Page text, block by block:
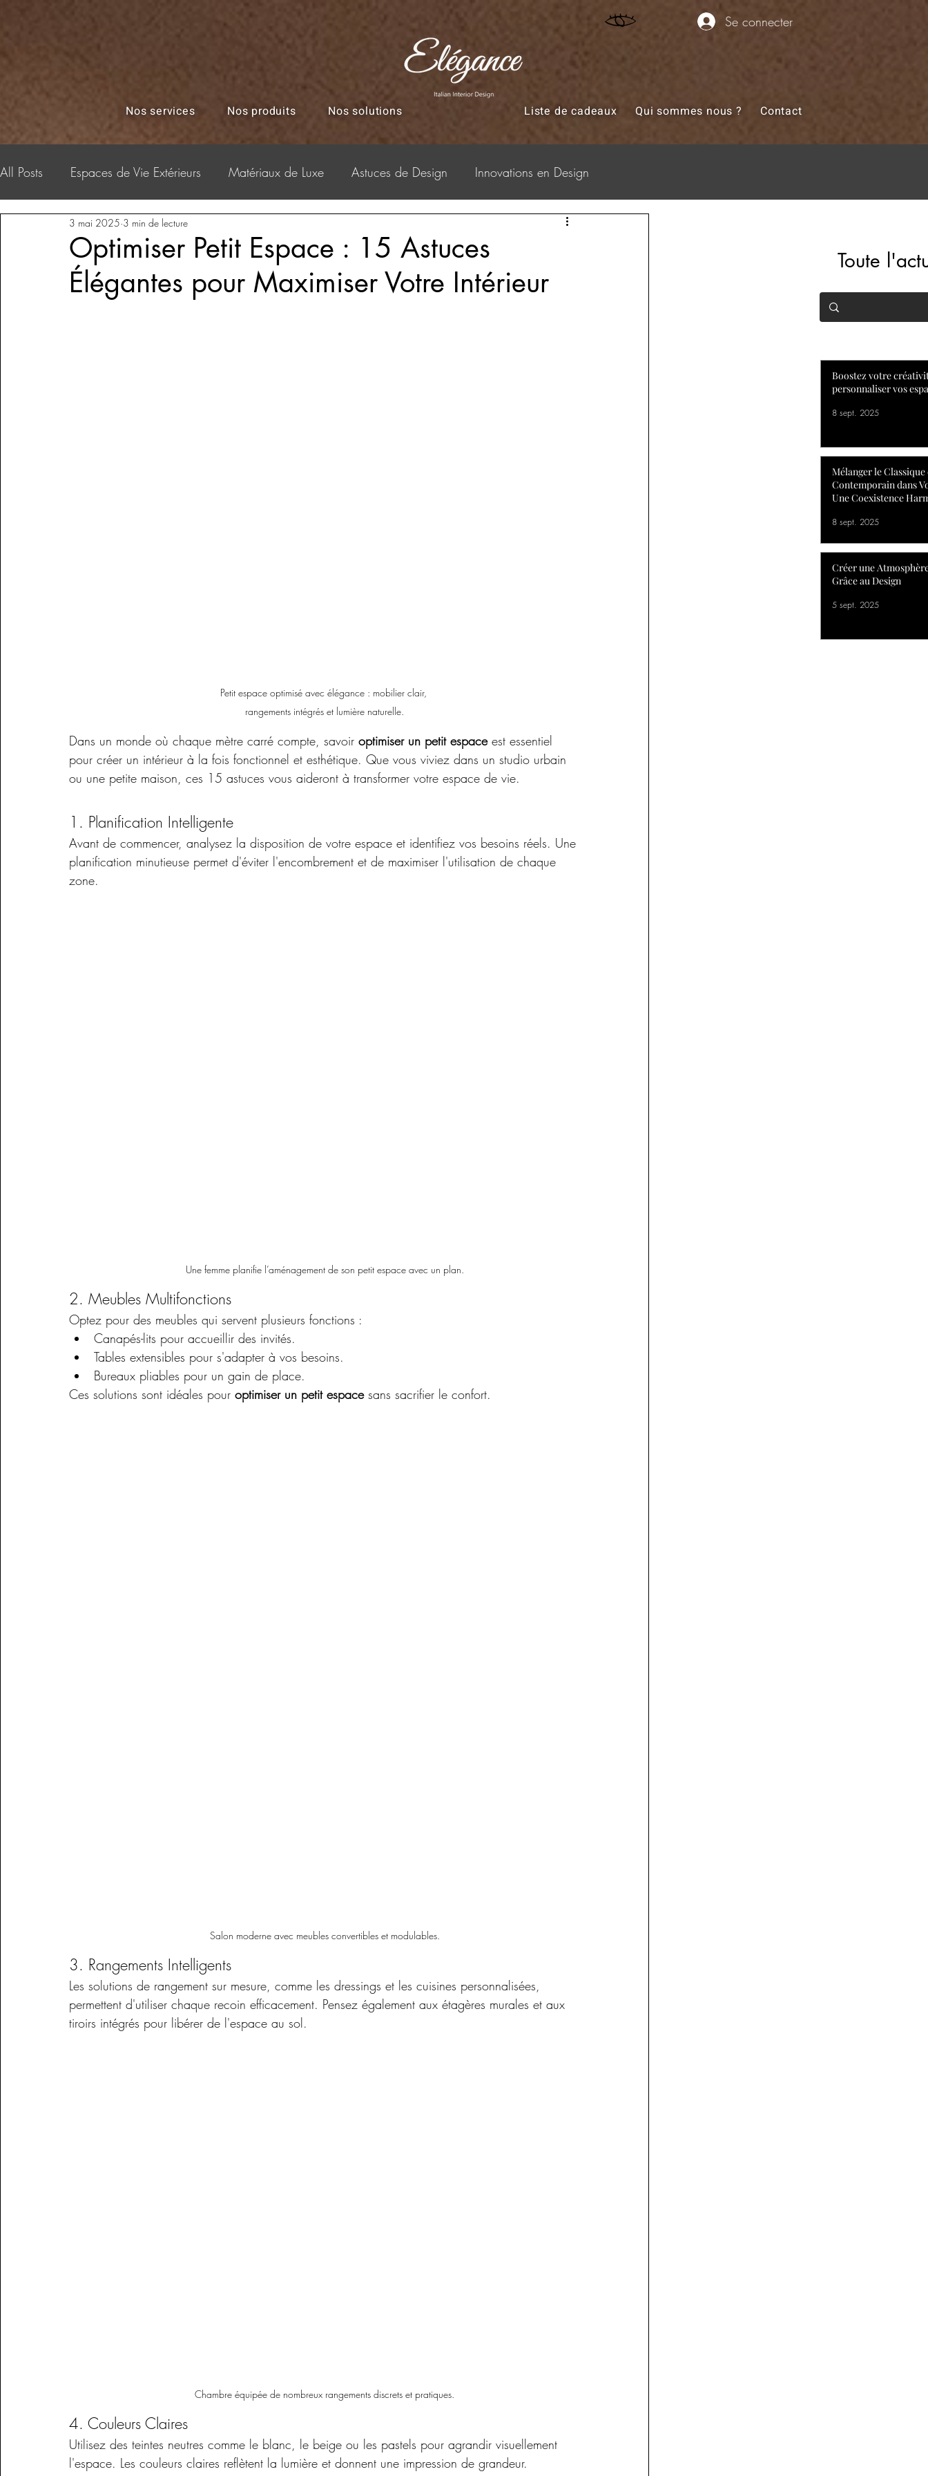
Se connecter
Nos services Nos produits Nos solutions Liste de cadeaux Qui sommes nous ? Contact
Mobiliers extérieur
All Posts Espaces de Vie Extérieurs Matériaux de Luxe Astuces de Design Innovations en Design
Matériaux Écologiques Histoire & Tendances du Mobilier
Optimiser Petit Espace : 15 Astuces
Élégantes pour Maximiser Votre Intérieur
3 mai 2025 3 min de lecture
Petit espace optimisé avec élégance : mobilier clair,
rangements intégrés et lumière naturelle.
Dans un monde où chaque mètre carré compte, savoir optimiser un petit espace est essentiel
pour créer un intérieur à la fois fonctionnel et esthétique. Que vous viviez dans un studio urbain
ou une petite maison, ces 15 astuces vous aideront à transformer votre espace de vie.
1. Planification Intelligente
Avant de commencer, analysez la disposition de votre espace et identifiez vos besoins réels. Une
planification minutieuse permet d'éviter l'encombrement et de maximiser l'utilisation de chaque
zone.
Une femme planifie l’aménagement de son petit espace avec un plan.
2. Meubles Multifonctions
Optez pour des meubles qui servent plusieurs fonctions :
Canapés-lits pour accueillir des invités.
Tables extensibles pour s'adapter à vos besoins.
Bureaux pliables pour un gain de place.
Ces solutions sont idéales pour optimiser un petit espace sans sacrifier le confort.
Salon moderne avec meubles convertibles et modulables.
3. Rangements Intelligents
Les solutions de rangement sur mesure, comme les dressings et les cuisines personnalisées,
permettent d'utiliser chaque recoin efficacement. Pensez également aux étagères murales et aux
tiroirs intégrés pour libérer de l'espace au sol.
Chambre équipée de nombreux rangements discrets et pratiques.
4. Couleurs Claires
Utilisez des teintes neutres comme le blanc, le beige ou les pastels pour agrandir visuellement
l'espace. Les couleurs claires reflètent la lumière et donnent une impression de grandeur.
Boostez votre
personnaliser vos
8 sept. 2025
Mélanger le Classique
Contemporain dans
Une Coexistence
8 sept. 2025
Créer une
Grâce au Design
5 sept. 2025
Toute